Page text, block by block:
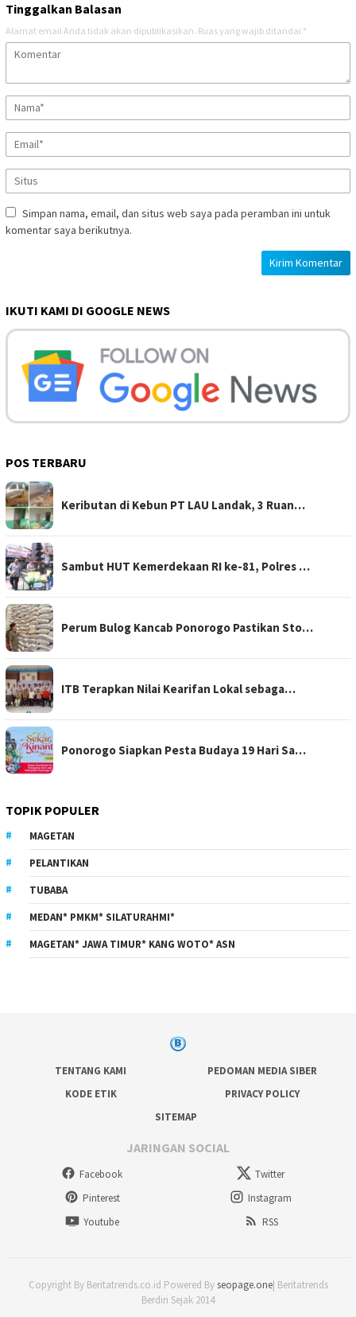
Tinggalkan Balasan
Alamat email Anda tidak akan dipublikasikan. Ruas yang wajib ditandai *
Simpan nama, email, dan situs web saya pada peramban ini untuk
komentar saya berikutnya.
IKUTI KAMI DI GOOGLE NEWS
POS TERBARU
Keributan di Kebun PT LAU Landak, 3 Ruan…
Sambut HUT Kemerdekaan RI ke-81, Polres …
Perum Bulog Kancab Ponorogo Pastikan Sto…
ITB Terapkan Nilai Kearifan Lokal sebaga…
Ponorogo Siapkan Pesta Budaya 19 Hari Sa…
TOPIK POPULER
MAGETAN
PELANTIKAN
TUBABA
MEDAN* PMKM* SILATURAHMI*
MAGETAN* JAWA TIMUR* KANG WOTO* ASN
TENTANG KAMI
PEDOMAN MEDIA SIBER
KODE ETIK
PRIVACY POLICY
SITEMAP
JARINGAN SOCIAL
Facebook
Twitter
Pinterest
Instagram
Youtube
RSS
Copyright By Beritatrends.co.id Powered Byseopage.one| Beritatrends
Berdiri Sejak 2014